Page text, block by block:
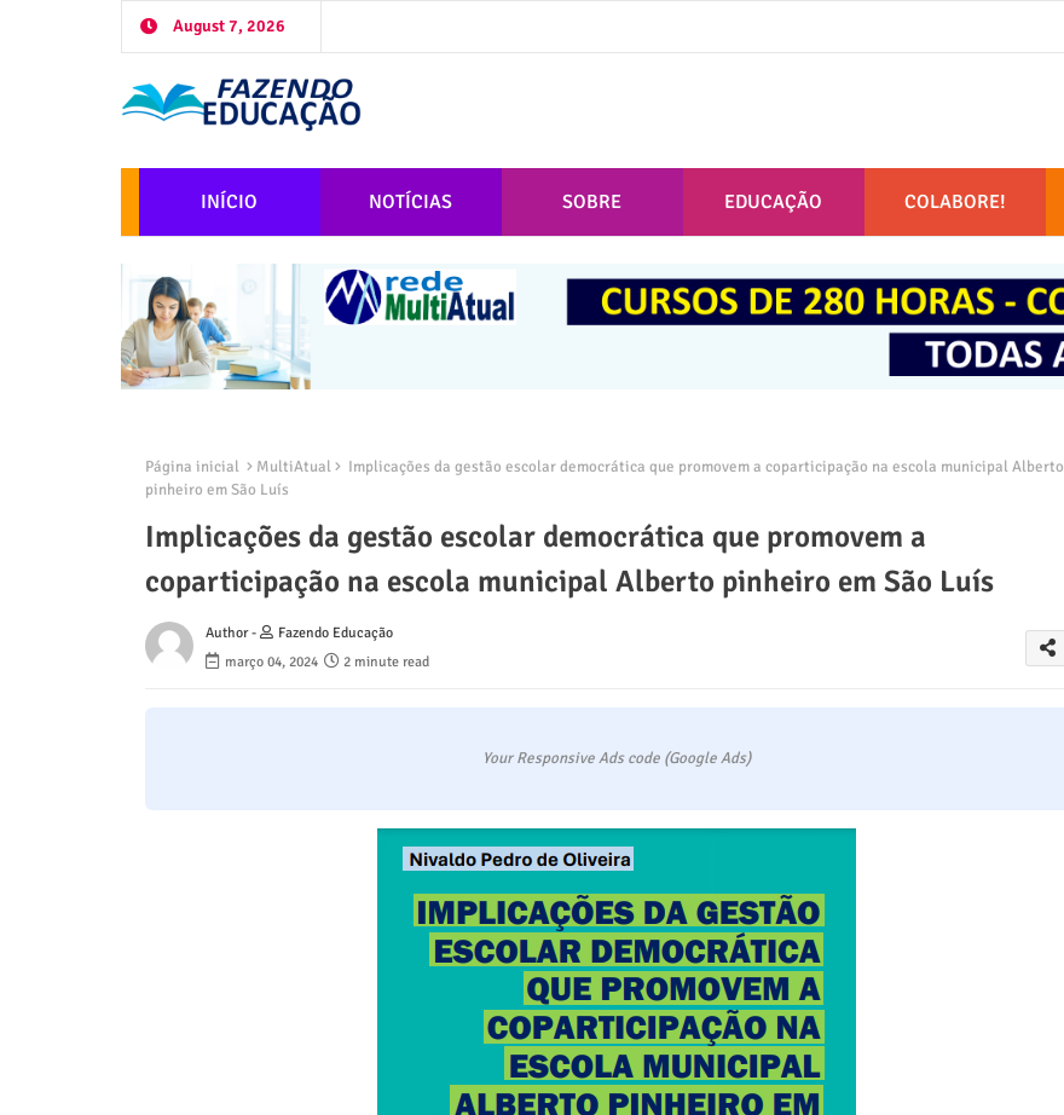
August 7, 2026
INÍCIO NOTÍCIAS SOBRE EDUCAÇÃO COLABORE!
Página inicial MultiAtual
Implicações da gestão escolar democrática que promovem a coparticipação na escola municipal Alberto
pinheiro em São Luís
Implicações da gestão escolar democrática que promovem a
coparticipação na escola municipal Alberto pinheiro em São Luís
Author -
Fazendo Educação
março 04, 2024
2 minute read
Your Responsive Ads code (Google Ads)